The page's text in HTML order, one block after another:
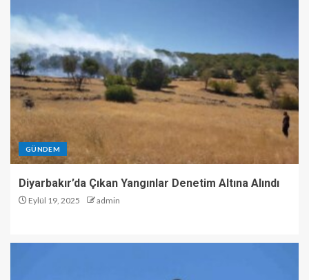
GÜNDEM
Diyarbakır’da Çıkan Yangınlar Denetim Altına Alındı
Eylül 19, 2025 admin